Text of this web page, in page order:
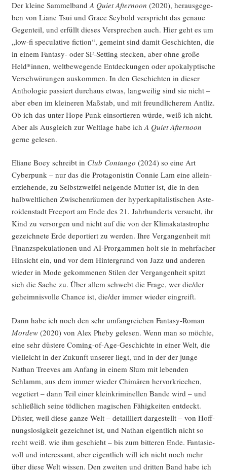
Der klei­ne Sam­mel­band A Quiet After­noon (2020), her­aus­ge­ge­
ben von Lia­ne Tsui und Grace Sey­bold ver­spricht das genaue
Gegen­teil, und erfüllt die­ses Ver­spre­chen auch. Hier geht es um
„low-fi spe­cu­la­ti­ve fic­tion“, gemeint sind damit Geschich­ten, die
in einem Fan­ta­sy- oder SF-Set­ting ste­cken, aber ohne gro­ße
Held*innen, welt­be­we­gen­de Ent­de­ckun­gen oder apo­ka­lyp­ti­sche
Ver­schwö­run­gen aus­kom­men. In den Geschich­ten in die­ser
Antho­lo­gie pas­siert durch­aus etwas, lang­wei­lig sind sie nicht –
aber eben im klei­ne­ren Maß­stab, und mit freund­li­che­rem Ant­liz.
Ob ich das unter Hope Punk ein­sor­tie­ren wür­de, weiß ich nicht.
Aber als Aus­gleich zur Welt­la­ge habe ich A Quiet After­noon
ger­ne gelesen.
Elia­ne Boey schreibt in Club Con­tan­go (2024) so eine Art
Cyber­punk – nur das die Prot­ago­nis­tin Con­nie Lam eine allein­
er­zie­hen­de, zu Selbst­zwei­fel nei­gen­de Mut­ter ist, die in den
halb­welt­li­chen Zwi­schen­räu­men der hyper­ka­pi­ta­lis­ti­schen Aste­
ro­iden­stadt Free­port am Ende des 21. Jahr­hun­derts ver­sucht, ihr
Kind zu ver­sor­gen und nicht auf die von der Kli­ma­ka­ta­stro­phe
gezeich­ne­te Erde depor­tiert zu wer­den. Ihre Ver­gan­gen­heit mit
Finanz­spe­ku­la­tio­nen und AI-Pror­gam­men holt sie in mehr­fa­cher
Hin­sicht ein, und vor dem Hin­ter­grund von Jazz und ande­ren
wie­der in Mode gekom­me­nen Sti­len der Ver­gan­gen­heit spitzt
sich die Sache zu. Über allem schwebt die Fra­ge, wer die/der
geheim­nis­vol­le Chan­ce ist, die/der immer wie­der eingreift.
Dann habe ich noch den sehr umfang­rei­chen Fan­ta­sy-Roman
Mor­dew(2020) von Alex Phe­by gele­sen. Wenn man so möch­te,
eine sehr düs­te­re Coming-of-Age-Geschich­te in einer Welt, die
viel­leicht in der Zukunft unse­rer liegt, und in der der jun­ge
Nathan Tree­ves am Anfang in einem Slum mit leben­den
Schlamm, aus dem immer wie­der Chi­mä­ren her­vor­krie­chen,
vege­tiert – dann Teil einer klein­kri­mi­nel­len Ban­de wird – und
schließ­lich sei­ne töd­li­chen magi­schen Fähig­kei­ten ent­deckt.
Düs­ter, weil die­se gan­ze Welt – detail­liert dar­ge­stellt – von Hoff­
nungs­lo­sig­keit gezeich­net ist, und Nathan eigent­lich nicht so
recht weiß. wie ihm geschieht – bis zum bit­te­ren Ende. Fan­ta­sie­
voll und inter­es­sant, aber eigent­lich will ich nicht noch mehr
über die­se Welt wis­sen. Den zwei­ten und drit­ten Band habe ich